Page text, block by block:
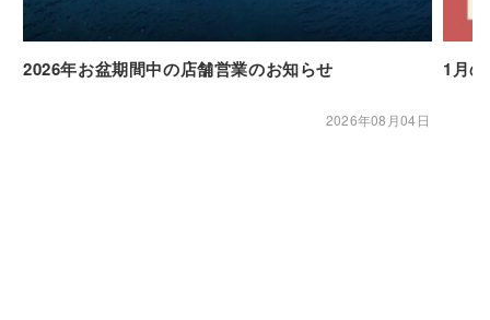
2026年お盆期間中の店舗営業のお知らせ
2026年08月04日
1月